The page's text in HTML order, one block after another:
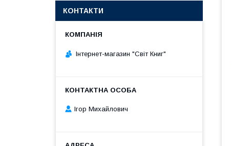
КОНТАКТИ
Інтернет-магазин "Світ Книг"
Ігор Михайлович